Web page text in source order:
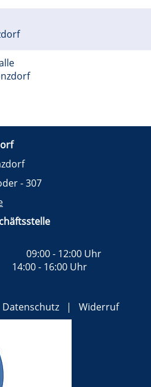
- 307
Montag - Donnerstag:		09:00 - 12:00 Uhr
Montag & Mittwoch:		  14:00 - 16:00 Uhr
Datenschutz Widerruf